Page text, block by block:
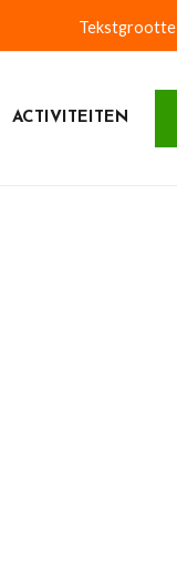
Tekstgrootte
ACTIVITEITEN